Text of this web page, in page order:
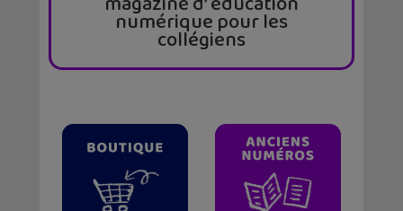
numérique pour les
collégiens